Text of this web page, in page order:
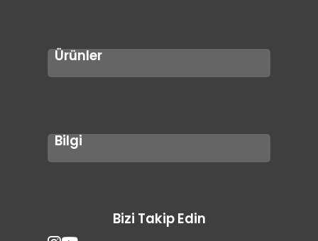
Ürünler
Kardiyo
Bilgi
Referanslar
Teklif Sorgula
Bizi Takip Edin